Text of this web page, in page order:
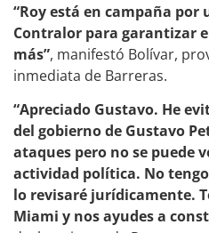
“Roy está en campaña
Contralor para garantizar
más”, manifestó Bolívar,
inmediata de Barreras.
“Apreciado Gustavo. He
del gobierno de Gustavo
ataques pero no se puede
actividad política. No
lo revisaré jurídicamente.
Miami y nos ayudes a